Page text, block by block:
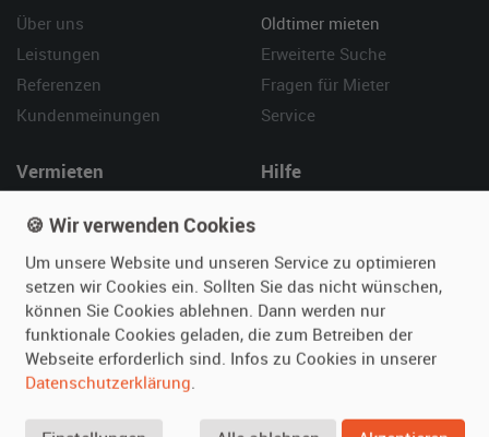
Über uns
Leistungen
Referenzen
Kundenmeinungen
Oldtimer mieten
Erweiterte Suche
Fragen für Mieter
Service
Vermieten
Fotos senden
Fragen für Vermieter
Inserat verwalten
Hilfe
Kontakt
SPECIAL
Berühmte Filmautos –
🍪 Wir verwenden Cookies
Um unsere Website und unseren Service zu optimieren
setzen wir Cookies ein. Sollten Sie das nicht wünschen,
können Sie Cookies ablehnen. Dann werden nur
funktionale Cookies geladen, die zum Betreiben der
Webseite erforderlich sind. Infos zu Cookies in unserer
Datenschutzerklärung.